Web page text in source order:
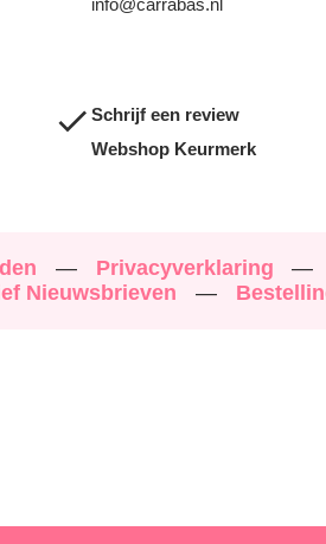
info@carrabas.nl
Schrijf een review
Webshop Keurmerk
— Privacyverklaring —
Nieuwsbrieven
—